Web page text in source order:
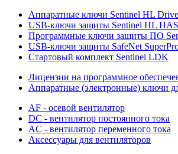
Аппаратные ключи Sentinel HL
USB-ключи защиты Sentinel HL
Программные ключи защиты ПО
USB-ключи защиты SafeNet
Стартовый комплект Sentinel LDK
Лицензии на программное
Аппаратные (электронные) ключи
AF - осевой вентилятор
DC - вентилятор постоянного тока
AC - вентилятор переменного тока
Аксессуары для вентиляторов